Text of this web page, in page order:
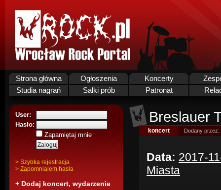
Strona główna Ogłoszenia Koncerty
Studia nagrań
Salki prób Patronat
User:
Hasło:
Zapamiętaj mnie
> Szybka rejestracja
> Zapomnialem hasla
+ Dodaj koncert, wydarzenie
Breslauer
koncert Dodany przez:
Data: 2017-
Miasta